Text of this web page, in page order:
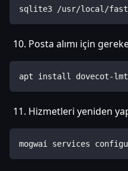
sqlite3 /usr/local/
Posta alımı için
apt install dovecot-
Hizmetleri yeniden
mogwai services